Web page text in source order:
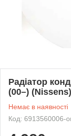
Радіатор
(00–)
Немає в наявності
Код: 6913560006-